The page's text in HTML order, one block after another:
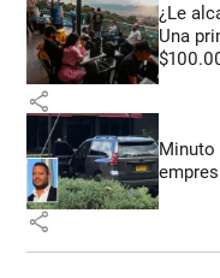
¿Le
Una
share
Minuto
share